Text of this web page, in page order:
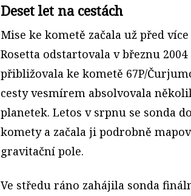
Deset let na cestách
Mise ke kometě začala už před
Rosetta odstartovala v březnu
přibližovala ke kometě 67P/
cesty vesmírem absolvovala
planetek. Letos v srpnu se sonda
komety a začala ji podrobně
gravitační pole.
Ve středu ráno zahájila sonda